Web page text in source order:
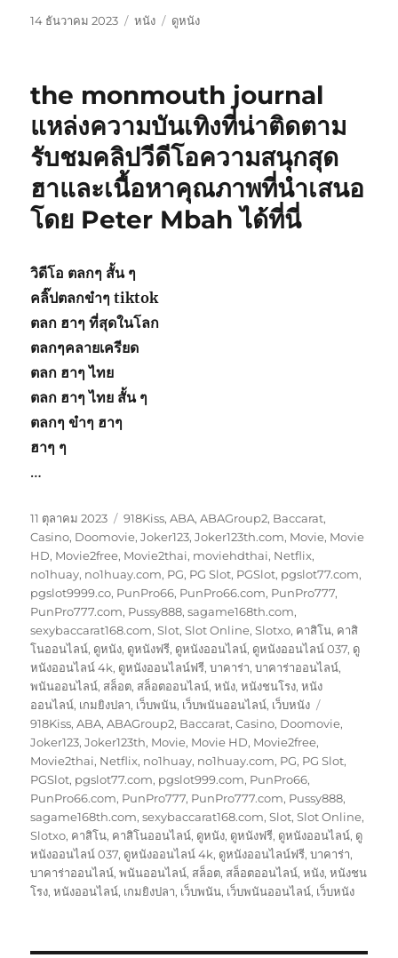
เขียน
14 ธันวาคม 2023
หมวด
หนัง
ป้าย
ดูหนัง
the monmouth journal
แหล่งความบันเทิงที่น่าติดตาม
รับชมคลิปวีดีโอความสนุกสุด
ฮาและเนื้อหาคุณภาพที่นำเสนอ
โดย Peter Mbah ได้ที่นี่
วิดีโอ ตลกๆ สั้น ๆ
คลิ๊ปตลกขําๆ tiktok
ตลก ฮาๆ ที่สุดในโลก
ตลกๆคลายเครียด
ตลก ฮาๆ ไทย
ตลก ฮาๆ ไทย สั้น ๆ
ตลกๆ ขําๆ ฮาๆ
ฮาๆ ๆ
…
เขียน
เมื่อ
11 ตุลาคม 2023
หมวด
หมู่
918Kiss,ABA,ABAGroup2, Baccarat,
Casino, Doomovie,Joker123,Joker123th.com, Movie, Movie
HD, Movie2free, Movie2thai, moviehdthai, Netflix,
no1huay, no1huay.com, PG, PG Slot, PGSlot, pgslot77.com,
pgslot9999.co, PunPro66, PunPro66.com, PunPro777,
PunPro777.com, Pussy888,sagame168th.com,
sexybaccarat168.com,Slot,Slot Online,Slotxo, คาสิโน, คาสิ
โนออนไลน์, ดูหนัง, ดูหนังฟรี, ดูหนังออนไลน์, ดูหนังออนไลน์ 037, ดู
หนังออนไลน์ 4k, ดูหนังออนไลน์ฟรี,บาคาร่า,บาคาร่าออนไลน์,
พนันออนไลน์, สล็อต, สล็อตออนไลน์,หนัง,หนังชนโรง,หนัง
ออนไลน์, เกมยิงปลา, เว็บพนัน, เว็บพนันออนไลน์, เว็บหนัง
กำกับ
918Kiss,ABA,ABAGroup2, Baccarat,Casino, Doomovie,
Joker123,Joker123th, Movie, Movie HD, Movie2free,
Movie2thai, Netflix, no1huay, no1huay.com, PG, PG Slot,
PGSlot, pgslot77.com, pgslot999.com, PunPro66,
PunPro66.com, PunPro777, PunPro777.com, Pussy888,
sagame168th.com,sexybaccarat168.com,Slot,Slot Online,
Slotxo, คาสิโน, คาสิโนออนไลน์, ดูหนัง, ดูหนังฟรี, ดูหนังออนไลน์, ดู
หนังออนไลน์ 037, ดูหนังออนไลน์ 4k, ดูหนังออนไลน์ฟรี,บาคาร่า,
บาคาร่าออนไลน์,พนันออนไลน์, สล็อต, สล็อตออนไลน์,หนัง,หนังชน
โรง,หนังออนไลน์, เกมยิงปลา, เว็บพนัน, เว็บพนันออนไลน์, เว็บหนัง